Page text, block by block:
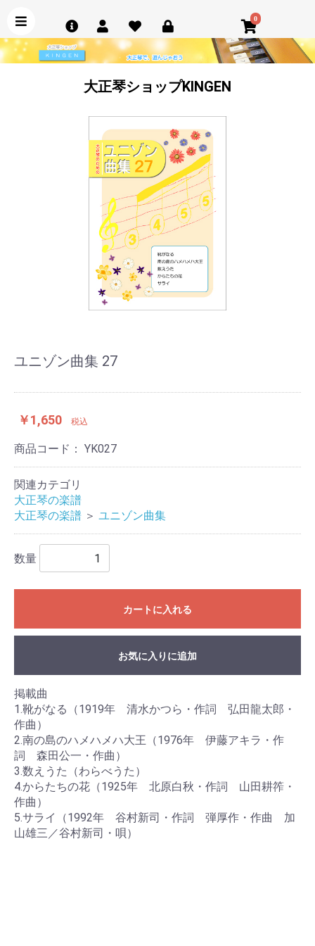
0
大正琴ショップKINGEN
ユニゾン曲集 27
￥1,650 税込
商品コード： YK027
関連カテゴリ
大正琴の楽譜
大正琴の楽譜 ＞ ユニゾン曲集
数量
カートに入れる
お気に入りに追加
掲載曲
1.靴がなる（1919年 清水かつら・作詞 弘田龍太郎・
作曲）
2.南の島のハメハメハ大王（1976年 伊藤アキラ・作
詞 森田公一・作曲）
3.数えうた（わらべうた）
4.からたちの花（1925年 北原白秋・作詞 山田耕筰・
作曲）
5.サライ（1992年 谷村新司・作詞 弾厚作・作曲 加
山雄三／谷村新司・唄）